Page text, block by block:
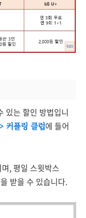
있는 할인 방법입니
커플링 클럽에 들어
, 평일 스윗박스
받을 수 있습니다.